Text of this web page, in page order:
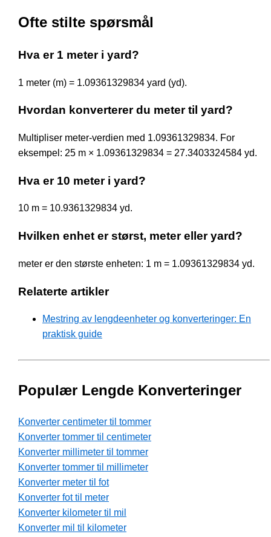
Ofte stilte spørsmål
Hva er 1 meter i yard?
1 meter (m) = 1.09361329834 yard (yd).
Hvordan konverterer du meter til yard?
Multipliser meter-verdien med 1.09361329834. For
eksempel: 25 m × 1.09361329834 = 27.3403324584 yd.
Hva er 10 meter i yard?
10 m = 10.9361329834 yd.
Hvilken enhet er størst, meter eller yard?
meter er den største enheten: 1 m = 1.09361329834 yd.
Relaterte artikler
Mestring av lengdeenheter og konverteringer: En
praktisk guide
Populær Lengde Konverteringer
Konverter centimeter til tommer
Konverter tommer til centimeter
Konverter millimeter til tommer
Konverter tommer til millimeter
Konverter meter til fot
Konverter fot til meter
Konverter kilometer til mil
Konverter mil til kilometer